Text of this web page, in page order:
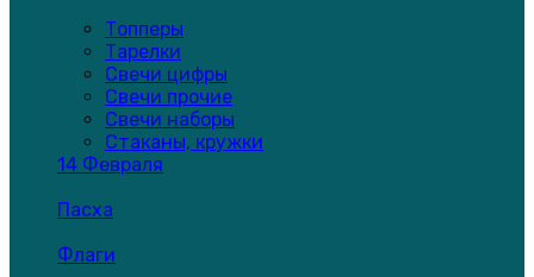
Топперы
Тарелки
Свечи цифры
Свечи прочие
Свечи наборы
Стаканы, кружки
14 Февраля
Пасха
Флаги